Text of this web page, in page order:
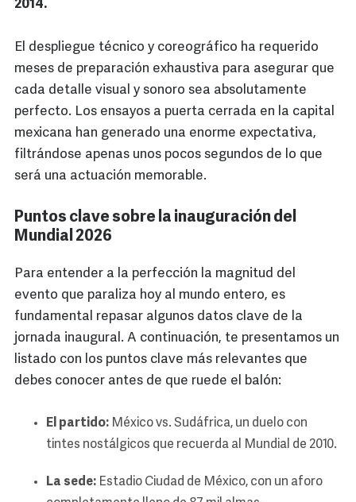
2014.
El despliegue técnico y coreográfico ha requerido
meses de preparación exhaustiva para asegurar que
cada detalle visual y sonoro sea absolutamente
perfecto. Los ensayos a puerta cerrada en la capital
mexicana han generado una enorme expectativa,
filtrándose apenas unos pocos segundos de lo que
será una actuación memorable.
Puntos clave sobre la inauguración del
Mundial 2026
Para entender a la perfección la magnitud del
evento que paraliza hoy al mundo entero, es
fundamental repasar algunos datos clave de la
jornada inaugural. A continuación, te presentamos un
listado con los puntos clave más relevantes que
debes conocer antes de que ruede el balón:
El partido: México vs. Sudáfrica, un duelo con
tintes nostálgicos que recuerda al Mundial de 2010.
La sede: Estadio Ciudad de México, con un aforo